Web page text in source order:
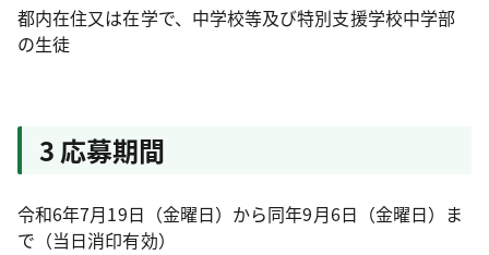
都内在住又は在学で、中学校等及び特別支援学校中学部
の生徒
3 応募期間
令和6年7月19日（金曜日）から同年9月6日（金曜日）ま
で（当日消印有効）